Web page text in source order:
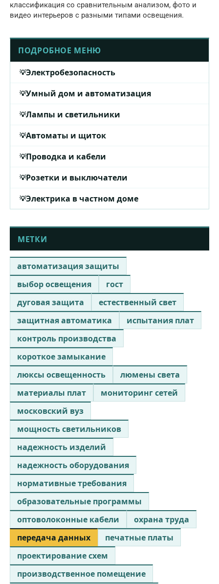
классификация со сравнительным анализом, фото и
видео интерьеров с разными типами освещения.
ПОДРОБНОЕ МЕНЮ
Электробезопасность
Умный дом и автоматизация
Лампы и светильники
Автоматы и щиток
Проводка и кабели
Розетки и выключатели
Электрика в частном доме
МЕТКИ
автоматизация защиты
выбор освещения
гост
дуговая защита
естественный свет
защитная автоматика
испытания плат
контроль производства
короткое замыкание
люксы освещенность
люмены света
материалы плат
мониторинг сетей
московский вуз
мощность светильников
надежность изделий
надежность оборудования
нормативные требования
образовательные программы
оптоволоконные кабели
охрана труда
передача данных
печатные платы
проектирование схем
производственное помещение